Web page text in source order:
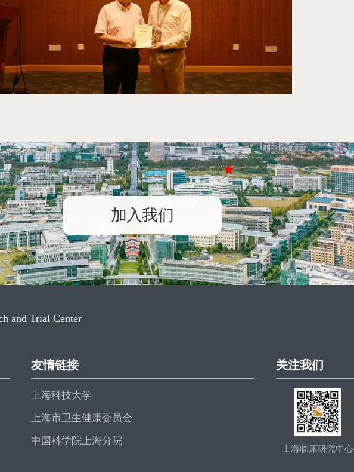
加入我们
and Trial Center
友情链接
上海科技大学
上海市卫生健康委员会
中国科学院上海分院
关注我们
上海临床研究中心